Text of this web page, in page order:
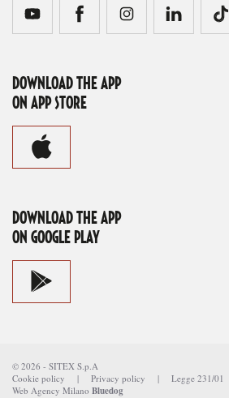
DOWNLOAD THE APP
ON APP STORE
DOWNLOAD THE APP
ON GOOGLE PLAY
© 2026 - SITEX S.p.A
Cookie policy | Privacy policy | Legge 231/01
Web Agency Milano Bluedog